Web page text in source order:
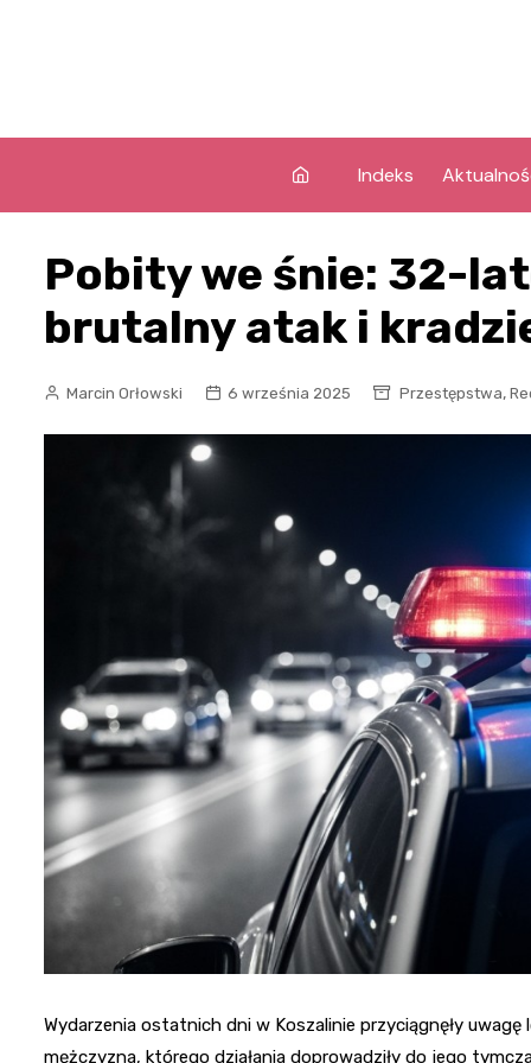
Indeks
Pobity we śnie: 32-
brutalny atak i
Marcin Orłowski 6 września 2025 Przestępstwa,
Wydarzenia ostatnich dni w Koszalinie przyciągnęły
mężczyzna, którego działania doprowadziły do jego